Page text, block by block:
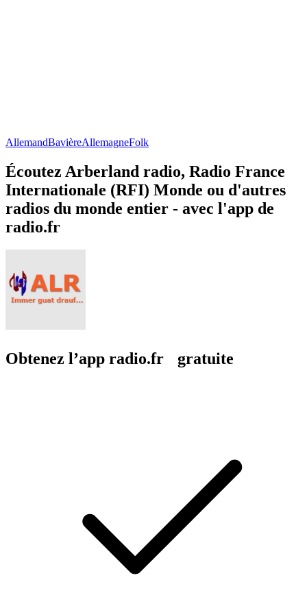
AllemandBavièreAllemagneFolk
Écoutez Arberland radio, Radio France
Internationale (RFI) Monde ou d'autres
radios du monde entier - avec l'app de
radio.fr
Obtenez l’app radio.fr gratuite